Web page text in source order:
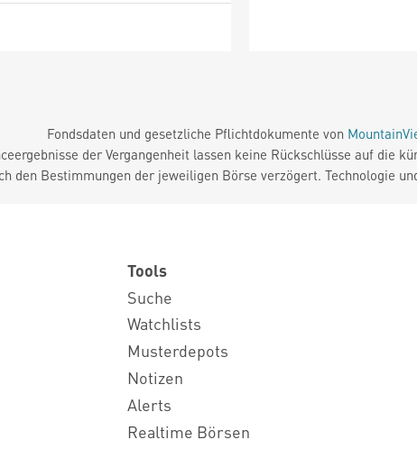
Fondsdaten und gesetzliche Pflichtdokumente von
der Vergangenheit lassen keine Rückschlüsse auf die
den Bestimmungen der jeweiligen Börse verzögert. Technologie
Tools
Suche
Watchlists
Musterdepots
Notizen
Alerts
Realtime Börsen